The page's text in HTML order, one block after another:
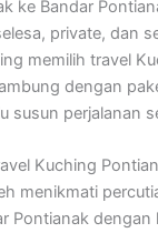
ke Bandar
private, dan
memilih travel
dengan
susun perjalanan
Kuching
menikmati
Pontianak dengan